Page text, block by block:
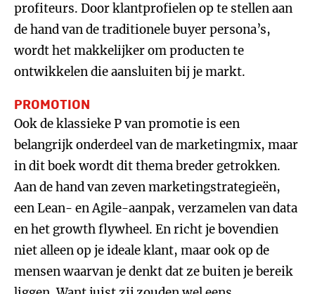
profiteurs. Door klantprofielen op te stellen aan
de hand van de traditionele buyer persona’s,
wordt het makkelijker om producten te
ontwikkelen die aansluiten bij je markt.
PROMOTION
Ook de klassieke P van promotie is een
belangrijk onderdeel van de marketingmix, maar
in dit boek wordt dit thema breder getrokken.
Aan de hand van zeven marketingstrategieën,
een Lean- en Agile-aanpak, verzamelen van data
en het growth flywheel. En richt je bovendien
niet alleen op je ideale klant, maar ook op de
mensen waarvan je denkt dat ze buiten je bereik